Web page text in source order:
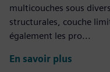
multicouches sous
structurales, couche
également les pro...
En savoir plus